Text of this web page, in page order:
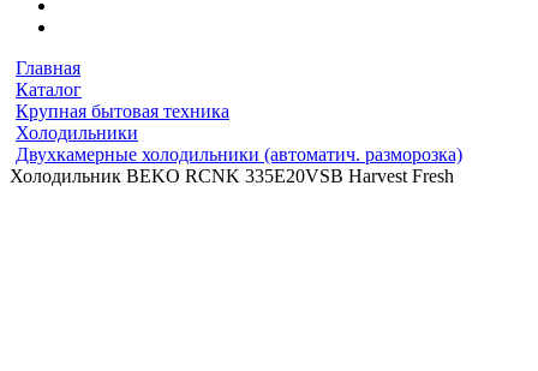
Главная
Каталог
Крупная бытовая техника
Холодильники
Двухкамерные холодильники (автоматич. разморозка)
Холодильник BEKO RCNK 335E20VSB Harvest Fresh